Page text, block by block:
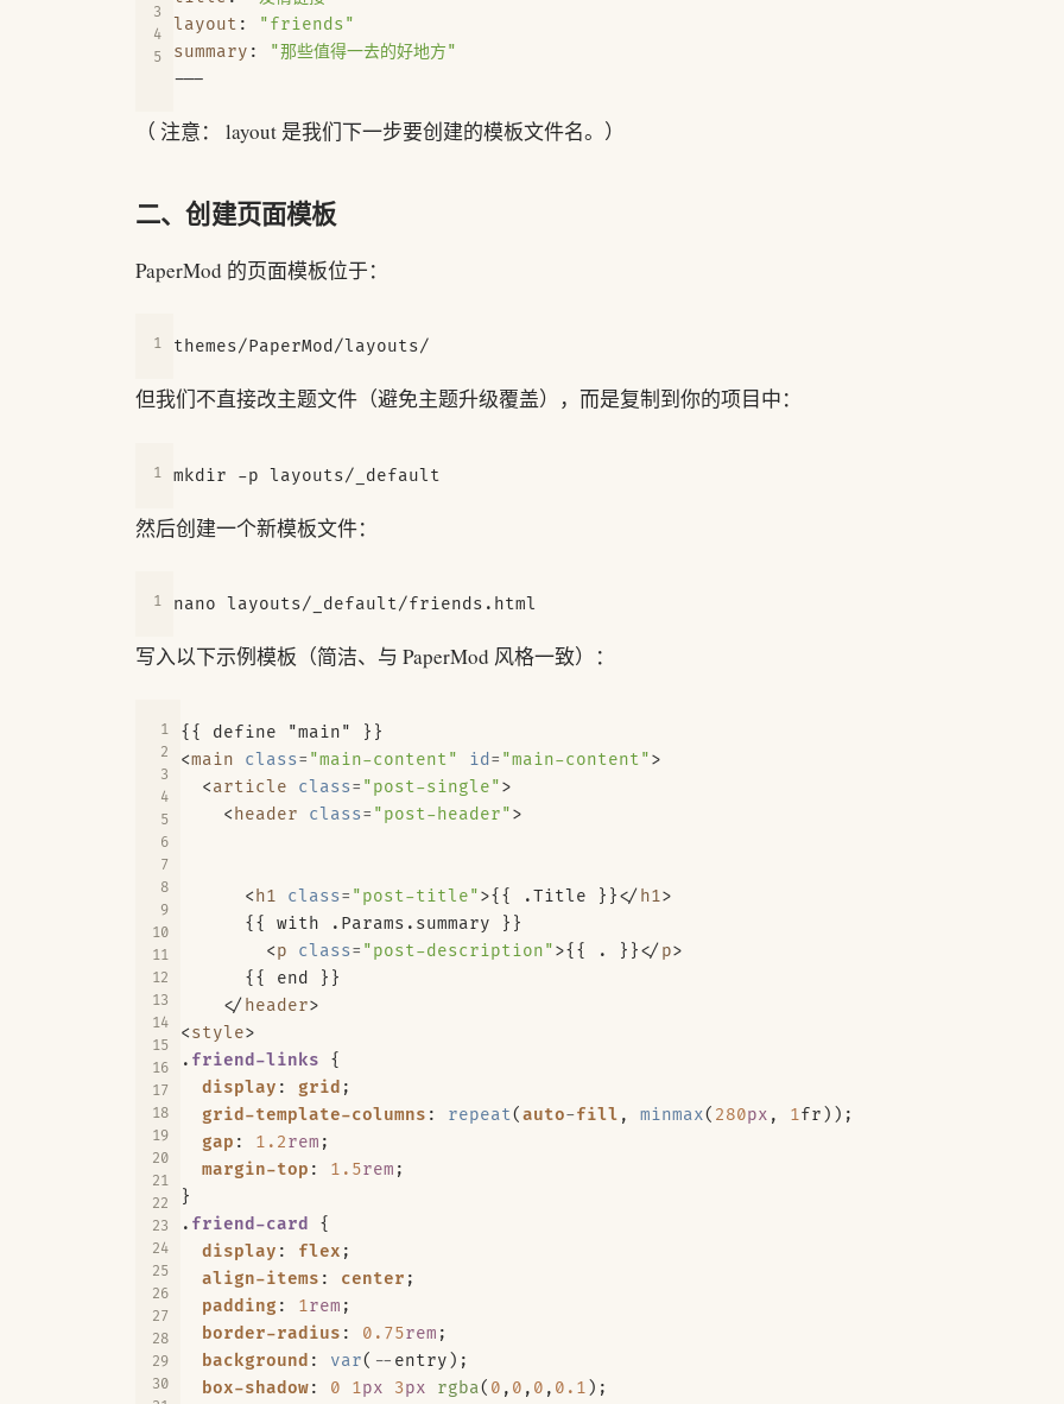
layout :
"friends"
summary :
"那些值得一去的好地方"
---
（ 注意： layout 是我们下一步要创建的模板文件名。）
二、创建页面模板
PaperMod 的页面模板位于：
但我们不直接改主题文件（避免主题升级覆盖），而是复制到你的项目中：
然后创建一个新模板文件：
写入以下示例模板（简洁、与 PaperMod 风格一致）：
<main class= "main-content" id= "main-content">
<article class= "post-single">
<header class= "post-header">
<h1 class= "post-title">{{ .Title }}</ h1>
<p class= "post-description">{{ . }}</ p>
</ header>
<style>
. friend-links
{
display : grid ;
grid-template-columns : repeat(auto-fill , minmax( 280px , 1fr ));
gap : 1.2rem ;
margin-top : 1.5rem ;
}
. friend-card
{
display : flex ;
align-items : center ;
padding : 1rem ;
border-radius : 0.75rem ;
background : var( -- entry );
box-shadow: 0 1px 3px rgba( 0 , 0 , 0 , 0.1 );